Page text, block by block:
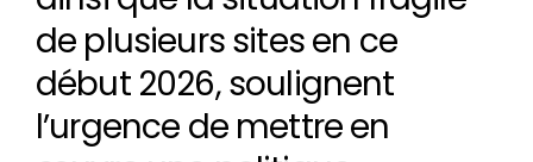
de plusieurs sites en ce
début 2026, soulignent
l’urgence de mettre en